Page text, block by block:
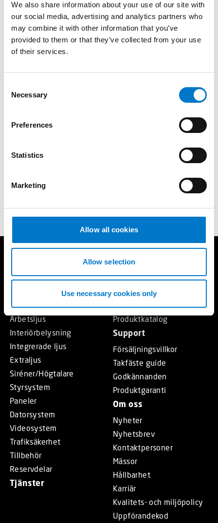
We also share information about your use of our site with
our social media, advertising and analytics partners who
may combine it with other information that you’ve
provided to them or that they’ve collected from your use
of their services.
i
Necessary
Preferences
Statistics
Marketing
Allow all cookies
Allow selection
Use necessary cookies only
Kontaktelement för AMP hylshus
Används till S09 och MS350 Sirénförstärkare samt
Ljusramper
Varningsljus
Arbetsljus
Interiörbelysning
Integrerade ljus
Extraljus
Siréner/Högtalare
Styrsystem
Paneler
Datorsystem
Videosystem
Trafiksäkerhet
Tillbehör
Reservdelar
Tjänster
Resurser
Standby Partner
Referenser
Ljusskola
Produktkatalog
Support
Försäljningsvillkor
Takfäste guide
Godkännanden
Produktgaranti
Om oss
Nyheter
Nyhetsbrev
Kontaktpersoner
Mässor
Hållbarhet
Karriär
Kvalitets- och miljöpolicy
Uppförandekod